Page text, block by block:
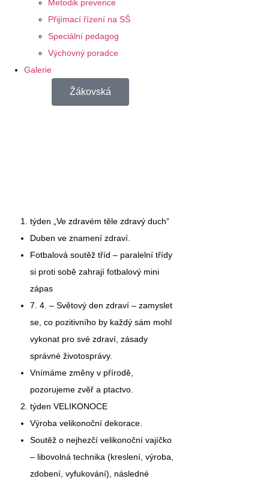
Metodik prevence
Přijímací řízení na SŠ
Speciální pedagog
Výchovný poradce
Galerie
Žákovská
týden
„Ve zdravém těle zdravý duch“
Duben ve znamení zdraví.
Fotbalová soutěž tříd – paralelní třídy
si proti sobě zahrají fotbalový mini
zápas
7. 4. – Světový den zdraví – zamyslet
se, co pozitivního by každý sám mohl
vykonat pro své zdraví, zásady
správné životosprávy.
Vnímáme změny v přírodě,
pozorujeme zvěř a ptactvo.
týden VELIKONOCE
Výroba velikonoční dekorace.
Soutěž o nejhezčí velikonoční vajíčko
– libovolná technika (kreslení, výroba,
zdobení, vyfukování), následné